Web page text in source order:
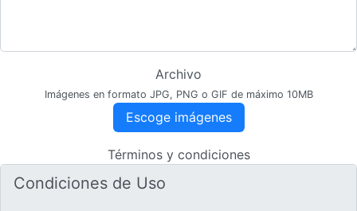
Archivo
Imágenes en formato JPG, PNG o GIF de máximo 10MB
Escoge imágenes
Términos y condiciones